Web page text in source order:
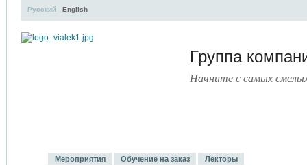
Группа
Начните с самых
Русский English
Мероприятия Обучение на заказ Лекторы